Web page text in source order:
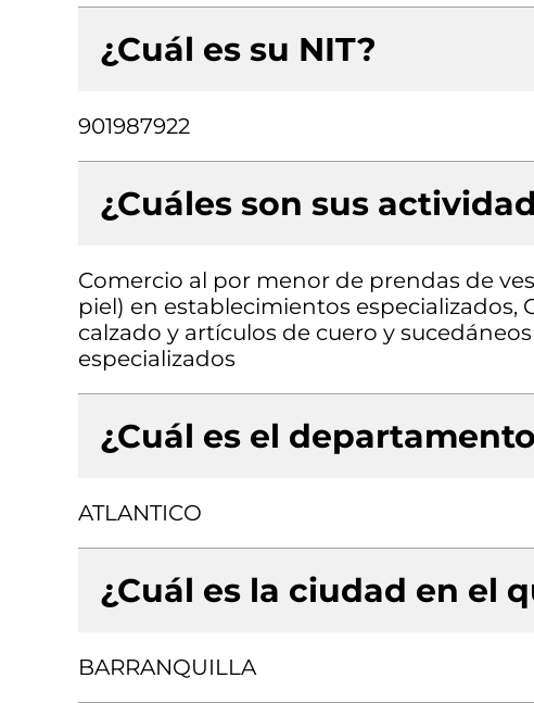
¿Cuál es su NIT?
901987922
¿Cuáles son sus
Comercio al por menor de prendas de
piel) en establecimientos
calzado y artículos de cuero y
especializados
¿Cuál es el
ATLANTICO
¿Cuál es la ciudad en el
BARRANQUILLA